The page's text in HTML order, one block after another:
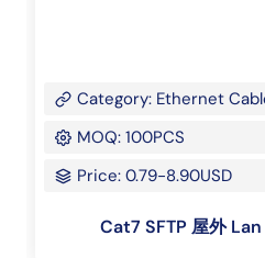
Category: Ethernet
MOQ: 100PCS
Price: 0.79-8.90USD
Cat7 SFTP 屋外